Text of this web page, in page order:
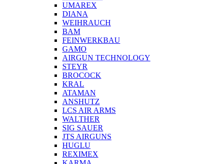
UMAREX
DIANA
WEIHRAUCH
BAM
FEINWERKBAU
GAMO
AIRGUN TECHNOLOGY
STEYR
BROCOCK
KRAL
ATAMAN
ANSHUTZ
LCS AIR ARMS
WALTHER
SIG SAUER
JTS AIRGUNS
HUGLU
REXIMEX